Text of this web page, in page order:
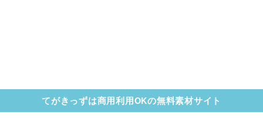
てがきっずは商用利用OKの無料素材サイト